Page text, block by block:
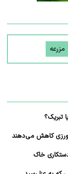
مزرعه
تبریک؟
کاهش می‌دهند
خاک